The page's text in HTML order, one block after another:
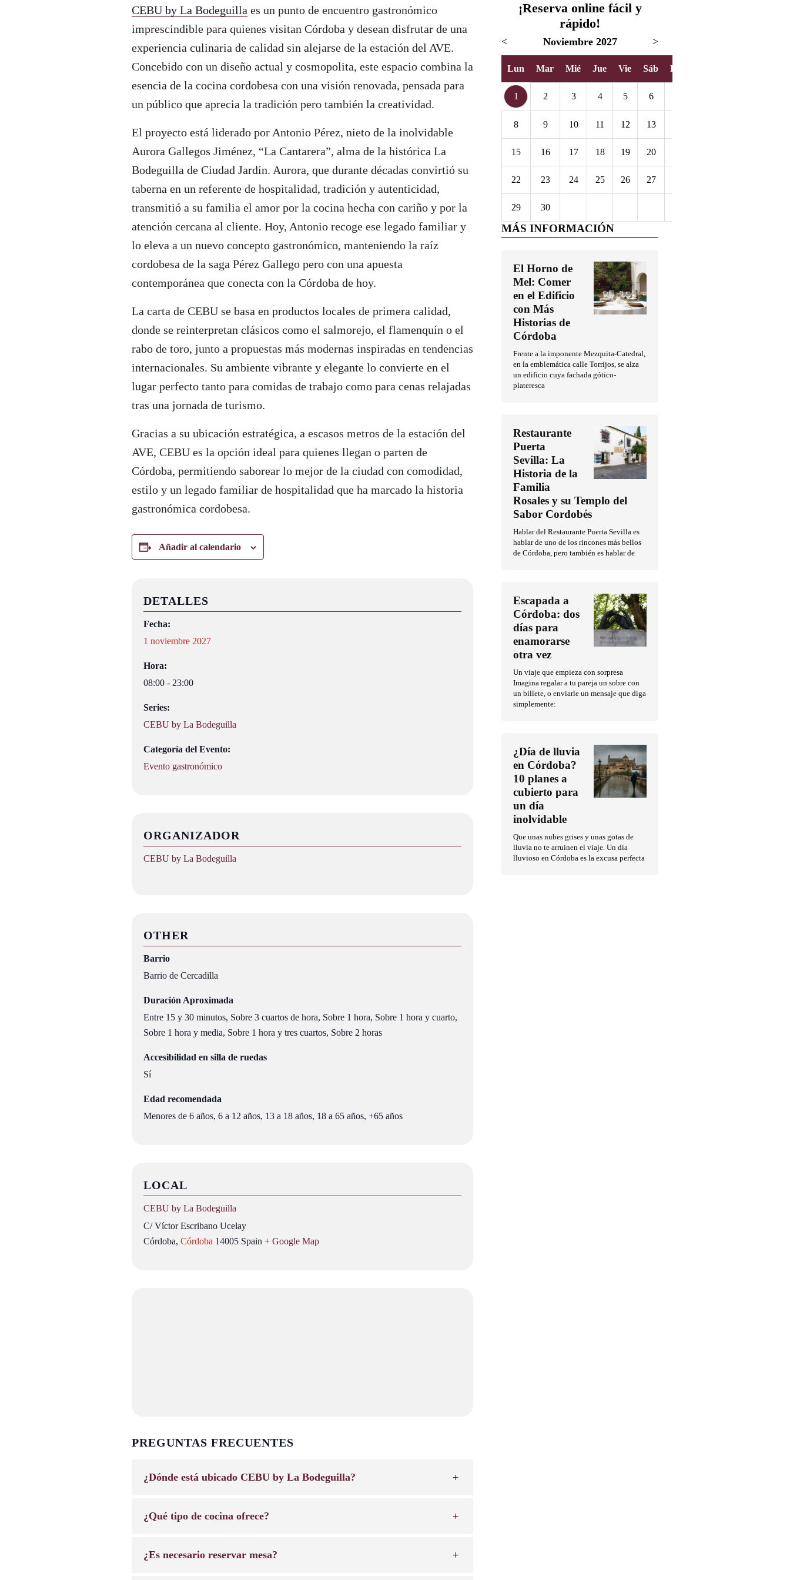
CEBU by La Bodeguilla es un punto de encuentro gastronómico
imprescindible para quienes visitan Córdoba y desean disfrutar de una
experiencia culinaria de calidad sin alejarse de la estación del AVE.
Concebido con un diseño actual y cosmopolita, este espacio combina la
esencia de la cocina cordobesa con una visión renovada, pensada para
un público que aprecia la tradición pero también la creatividad.
El proyecto está liderado por Antonio Pérez, nieto de la inolvidable
Aurora Gallegos Jiménez, “La Cantarera”, alma de la histórica La
Bodeguilla de Ciudad Jardín. Aurora, que durante décadas convirtió su
taberna en un referente de hospitalidad, tradición y autenticidad,
transmitió a su familia el amor por la cocina hecha con cariño y por la
atención cercana al cliente. Hoy, Antonio recoge ese legado familiar y
lo eleva a un nuevo concepto gastronómico, manteniendo la raíz
cordobesa de la saga Pérez Gallego pero con una apuesta
contemporánea que conecta con la Córdoba de hoy.
La carta de CEBU se basa en productos locales de primera calidad,
donde se reinterpretan clásicos como el salmorejo, el flamenquín o el
rabo de toro, junto a propuestas más modernas inspiradas en tendencias
internacionales. Su ambiente vibrante y elegante lo convierte en el
lugar perfecto tanto para comidas de trabajo como para cenas relajadas
tras una jornada de turismo.
Gracias a su ubicación estratégica, a escasos metros de la estación del
AVE, CEBU es la opción ideal para quienes llegan o parten de
Córdoba, permitiendo saborear lo mejor de la ciudad con comodidad,
estilo y un legado familiar de hospitalidad que ha marcado la historia
gastronómica cordobesa.
Añadir al calendario
DETALLES
Fecha:
1 noviembre 2027
Hora:
08:00 - 23:00
Series:
CEBU by La Bodeguilla
Categoría del Evento:
Evento gastronómico
ORGANIZADOR
CEBU by La Bodeguilla
OTHER
Barrio
Barrio de Cercadilla
Duración Aproximada
Entre 15 y 30 minutos, Sobre 3 cuartos de hora, Sobre 1 hora, Sobre 1 hora y cuarto,
Sobre 1 hora y media, Sobre 1 hora y tres cuartos, Sobre 2 horas
Accesibilidad en silla de ruedas
Sí
Edad recomendada
Menores de 6 años, 6 a 12 años, 13 a 18 años, 18 a 65 años, +65 años
LOCAL
CEBU by La Bodeguilla
C/ Víctor Escribano Ucelay
Córdoba, Córdoba 14005 Spain + Google Map
PREGUNTAS FRECUENTES
¿Dónde está ubicado CEBU by La Bodeguilla?
¿Qué tipo de cocina ofrece?
¿Es necesario reservar mesa?
¡Reserva online fácil y
rápido!
< Noviembre 2027 >
Lun Mar Mié Jue Vie Sáb Dom
1 2 3 4 5 6
8 9 10 11 12 13
15 16 17 18 19 20
22 23 24 25 26 27
29 30
MÁS INFORMACIÓN
El Horno de
Mel: Comer
en el Edificio
con Más
Historias de
Córdoba
Frente a la imponente Mezquita-Catedral,
en la emblemática calle Torrijos, se alza
un edificio cuya fachada gótico-
plateresca
Restaurante
Puerta
Sevilla: La
Historia de la
Familia
Rosales y su Templo del
Sabor Cordobés
Hablar del Restaurante Puerta Sevilla es
hablar de uno de los rincones más bellos
de Córdoba, pero también es hablar de
Escapada a
Córdoba: dos
días para
enamorarse
otra vez
Un viaje que empieza con sorpresa
Imagina regalar a tu pareja un sobre con
un billete, o enviarle un mensaje que diga
simplemente:
¿Día de lluvia
en Córdoba?
10 planes a
cubierto para
un día
inolvidable
Que unas nubes grises y unas gotas de
lluvia no te arruinen el viaje. Un día
lluvioso en Córdoba es la excusa perfecta